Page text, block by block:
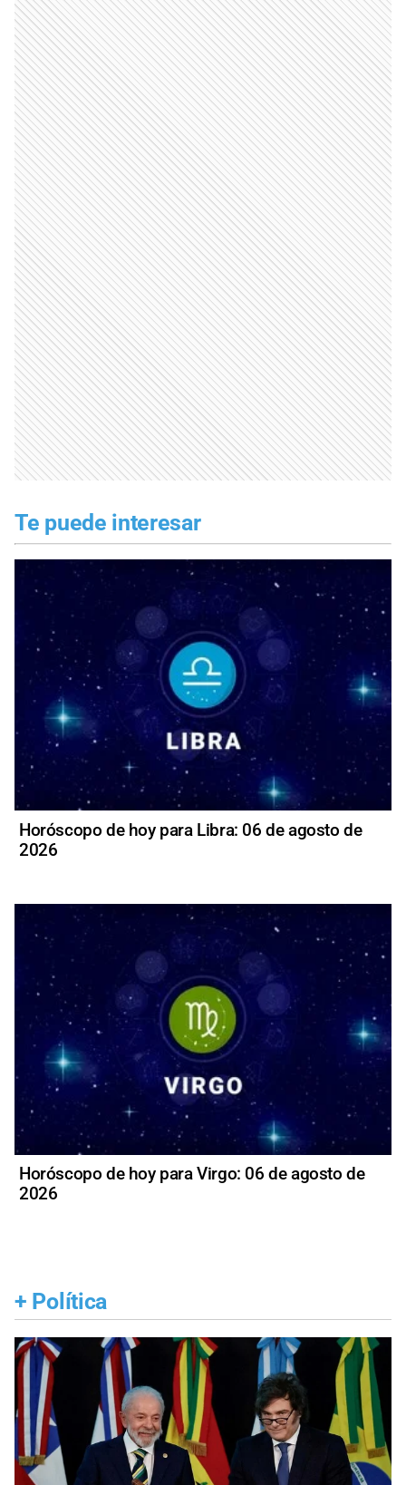
Te puede interesar
Horóscopo de hoy para Libra: 06 de agosto de
2026
Horóscopo de hoy para Virgo: 06 de agosto de
2026
+ Política